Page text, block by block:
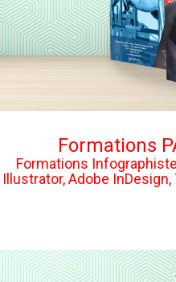
Formations
Formations
Illustrator, Adobe